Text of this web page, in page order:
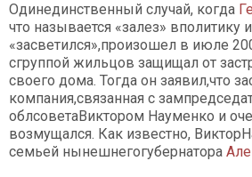
Одинединственный случай, когда
что называется «залез» вполитику
«засветился»,произошел в июле
сгруппой жильцов защищал от
своего дома. Тогда он заявил,что
компания,связанная с
облсоветаВиктором Науменко и
возмущался. Как известно,
семьей нынешнегогубернатора